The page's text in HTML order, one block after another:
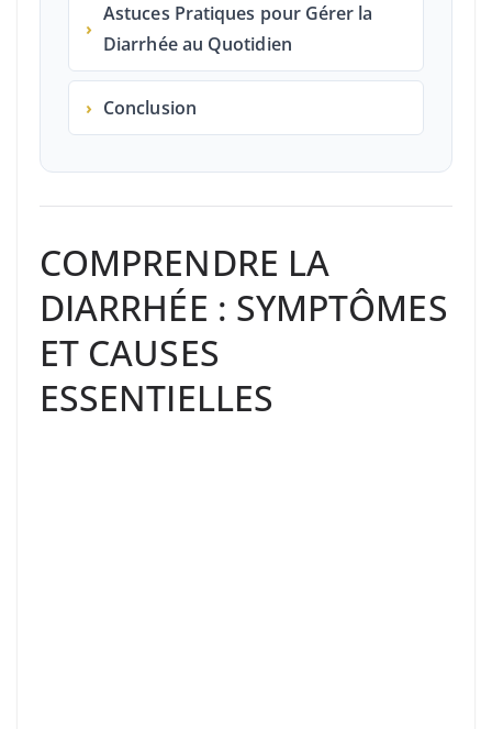
›
Astuces Pratiques pour Gérer la
Diarrhée au Quotidien
› Conclusion
COMPRENDRE LA
DIARRHÉE : SYMPTÔMES
ET CAUSES
ESSENTIELLES